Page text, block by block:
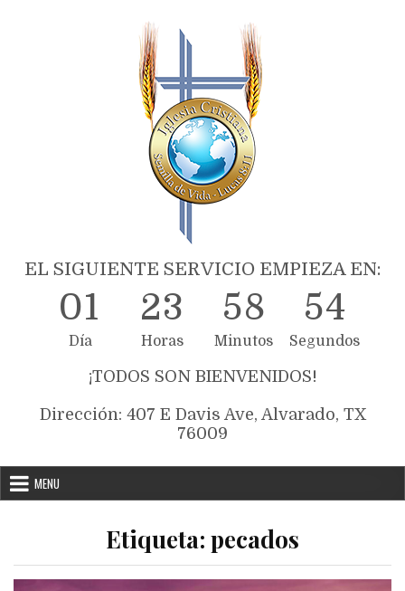
EL SIGUIENTE SERVICIO EMPIEZA EN:
01
Día
23
Horas
58
Minutos
54
Segundos
¡TODOS SON BIENVENIDOS!
Dirección: 407 E Davis Ave, Alvarado, TX
76009
MENU
Etiqueta: pecados